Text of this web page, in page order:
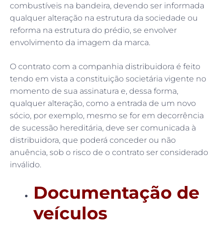
combustíveis na bandeira, devendo ser informada
qualquer alteração na estrutura da sociedade ou
reforma na estrutura do prédio, se envolver
envolvimento da imagem da marca.
O contrato com a companhia distribuidora é feito
tendo em vista a constituição societária vigente no
momento de sua assinatura e, dessa forma,
qualquer alteração, como a entrada de um novo
sócio, por exemplo, mesmo se for em decorrência
de sucessão hereditária, deve ser comunicada à
distribuidora, que poderá conceder ou não
anuência, sob o risco de o contrato ser considerado
inválido.
Documentação de
veículos